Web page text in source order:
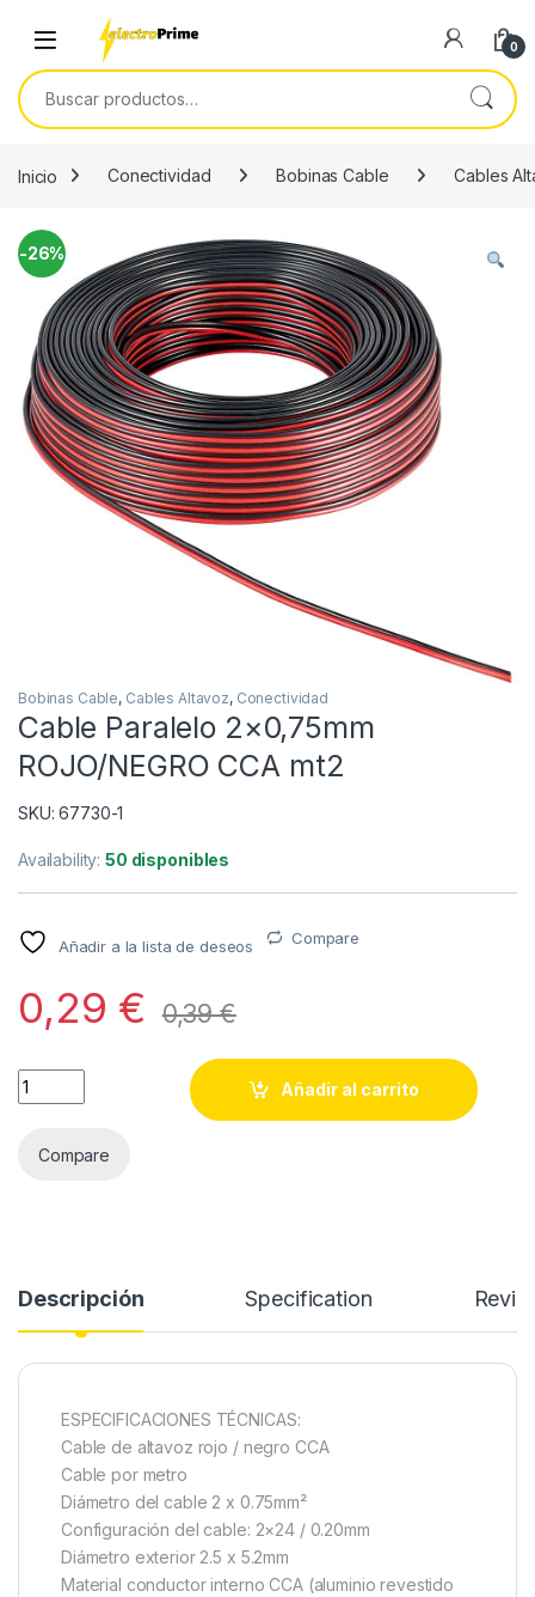
Skip to navigation
Skip to content
0
Buscar por:
Inicio Conectividad Bobinas Cable Cables
-26%
Bobinas Cable, Cables Altavoz, Conectividad
Cable Paralelo 2×0,75mm
ROJO/NEGRO CCA mt2
SKU: 67730-1
Availability:50 disponibles
Añadir a la lista de deseos Compare
0,29 € 0,39€
Cable Paralelo 2x0,75mm ROJO/NEGRO CCA mt2 quantity
Añadir al carrito
Compare
Descripción Specification
ESPECIFICACIONES TÉCNICAS:
Cable de altavoz rojo / negro CCA
Cable por metro
Diámetro del cable 2 x 0.75mm²
Configuración del cable: 2×24 / 0.20mm
Diámetro exterior 2.5 x 5.2mm
Material conductor interno CCA (aluminio revestido